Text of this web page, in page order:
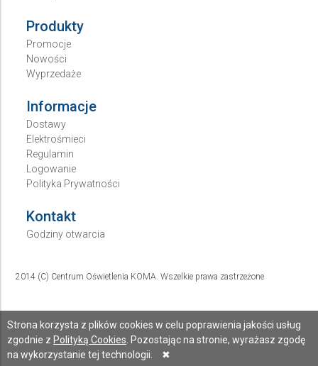
Strona korzysta z plików cookies w celu poprawienia jakości usług
zgodnie z Polityką Cookies . Pozostając na stronie, wyrażasz zgodę
na wykorzystanie tej technologii.
✖
Produkty
Promocje
Nowości
Wyprzedaże
Informacje
Dostawy
Elektrośmieci
Regulamin
Logowanie
Polityka Prywatności
Kontakt
Godziny otwarcia
2014 (C) Centrum Oświetlenia KOMA. Wszelkie prawa zastrzeżone